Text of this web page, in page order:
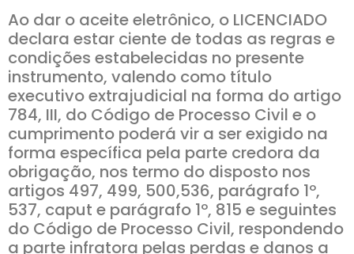
Ao dar o aceite eletrônico, o LICENCIADO
declara estar ciente de todas as regras e
condições estabelecidas no presente
instrumento, valendo como título
executivo extrajudicial na forma do artigo
784, III, do Código de Processo Civil e o
cumprimento poderá vir a ser exigido na
forma específica pela parte credora da
obrigação, nos termo do disposto nos
artigos 497, 499, 500,536, parágrafo 1º,
537, caput e parágrafo 1º, 815 e seguintes
do Código de Processo Civil, respondendo
a parte infratora pelas perdas e danos a